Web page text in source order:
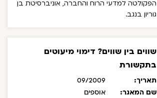
הפקולטה למדעי הרוח והחברה, אוניברסיטת בן
גוריון בנגב.
שווים בין שווים? דימוי מיעוטים
בתקשורת
תאריך:
09/2009
שם המאגר:
אוספים